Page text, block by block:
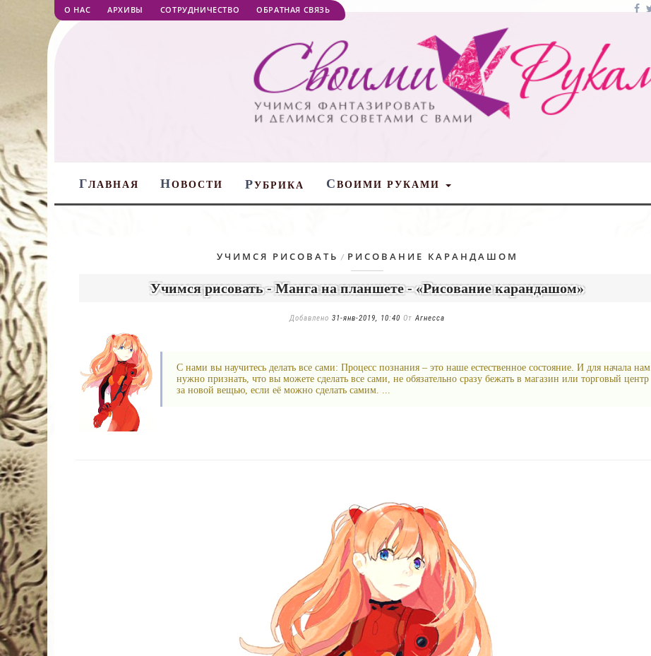
О НАС АРХИВЫ СОТРУДНИЧЕСТВО ОБРАТНАЯ СВЯЗЬ
ГЛАВНАЯ НОВОСТИ РУБРИКА СВОИМИ РУКАМИ
УЧИМСЯ РИСОВАТЬ / РИСОВАНИЕ КАРАНДАШОМ
Учимся рисовать - Манга на планшете - «Рисование карандашом»
Добавлено31-янв-2019, 10:40 ОтАгнесса
С нами вы научитесь делать все сами: Процесс познания – это наше естественное состояние. И для начала нам
нужно признать, что вы можете сделать все сами, не обязательно сразу бежать в магазин или торговый центр
за новой вещью, если её можно сделать самим. ...